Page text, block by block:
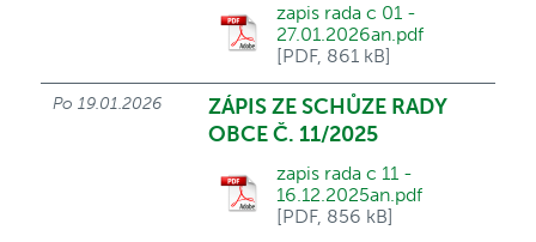
zapis rada c 01 -
27.01.2026an.pdf
[PDF, 861 kB]
Po 19.01.2026
ZÁPIS ZE SCHŮZE RADY
OBCE Č. 11/2025
zapis rada c 11 -
16.12.2025an.pdf
[PDF, 856 kB]